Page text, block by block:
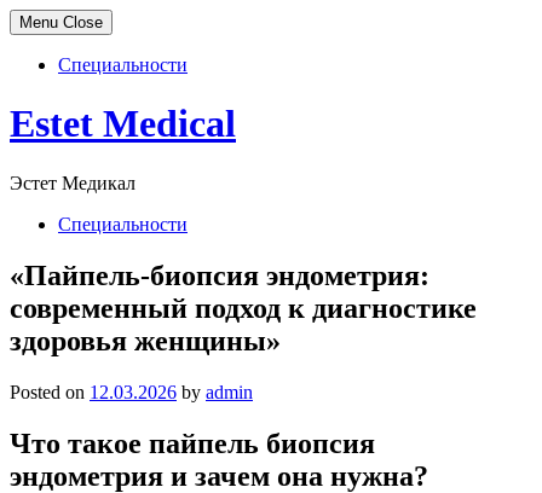
Menu Close
Специальности
Skip
to
Estet Medical
Эстет Медикал
Специальности
«Пайпель-биопсия эндометрия:
современный подход к диагностике
здоровья женщины»
Posted on 12.03.2026 by admin
Что такое пайпель биопсия
эндометрия и зачем она нужна?